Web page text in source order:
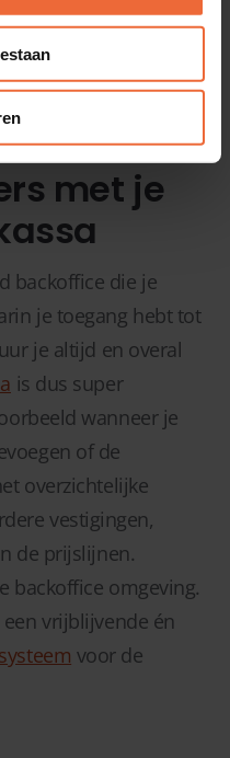
met je
backoffice die je
je toegang hebt tot
je altijd en overal
is dus super
wanneer je
of de
overzichtelijke
vestigingen,
de prijslijnen.
backoffice omgeving.
vrijblijvende én
voor de